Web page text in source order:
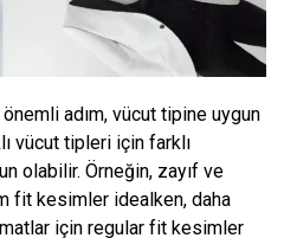
adım, vücut tipine uygun
vücut tipleri için farklı
olabilir. Örneğin, zayıf ve
fit kesimler idealken, daha
için regular fit kesimler